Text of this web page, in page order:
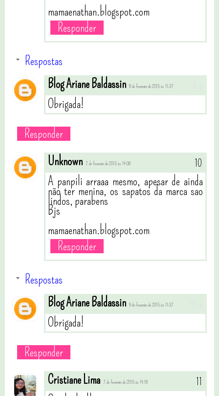
mamaenathan.blogspot.com
Responder
Respostas
Blog Ariane Baldassin 9 de fevereiro de 2015 às 11:37
Obrigada!
Responder
Unknown 7 de fevereiro de 2015 às 14:08
A panpili arraaa mesmo, apesar de ainda
não ter menina, os sapatos da marca sao
lindos, parabens
Bjs
mamaenathan.blogspot.com
Responder
Respostas
Blog Ariane Baldassin 9 de fevereiro de 2015 às 11:37
Obrigada!
Responder
Cristiane Lima 7 de fevereiro de 2015 às 14:19